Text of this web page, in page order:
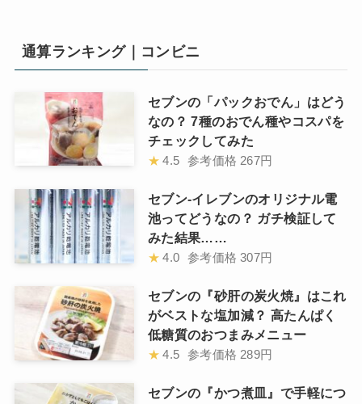
通算ランキング｜コンビニ
セブンの「パックおでん」はどう
なの？ 7種のおでん種やコスパを
チェックしてみた
★ 4.5 参考価格 267円
セブン-イレブンのオリジナル電
池ってどうなの？ ガチ検証して
みた結果……
★ 4.0 参考価格 307円
セブンの『砂肝の炭火焼』はこれ
がベストな塩加減？ 高たんぱく
低糖質のおつまみメニュー
★ 4.5 参考価格 289円
セブンの『かつ煮皿』で手軽につ